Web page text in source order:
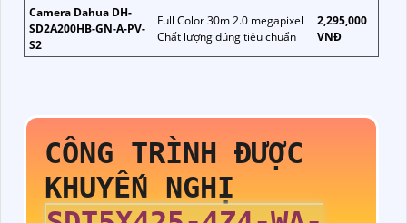
Camera Dahua DH-
SD2A200HB-GN-A-PV-
S2
Full Color 30m 2.0 megapixel
Chất lượng đúng tiêu chuẩn
2,295,000
VNĐ
CÔNG TRÌNH ĐƯỢC
KHUYẾN NGHỊ